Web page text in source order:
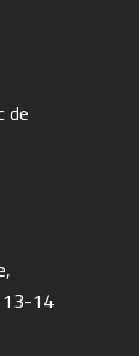
de
13-14